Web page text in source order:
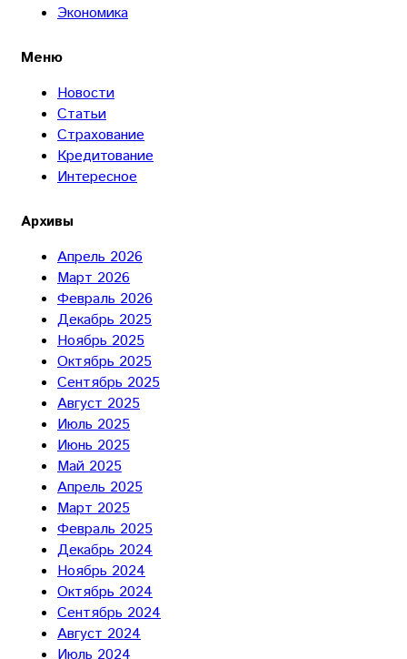
Экономика
Меню
Новости
Статьи
Страхование
Кредитование
Интересное
Архивы
Апрель 2026
Март 2026
Февраль 2026
Декабрь 2025
Ноябрь 2025
Октябрь 2025
Сентябрь 2025
Август 2025
Июль 2025
Июнь 2025
Май 2025
Апрель 2025
Март 2025
Февраль 2025
Декабрь 2024
Ноябрь 2024
Октябрь 2024
Сентябрь 2024
Август 2024